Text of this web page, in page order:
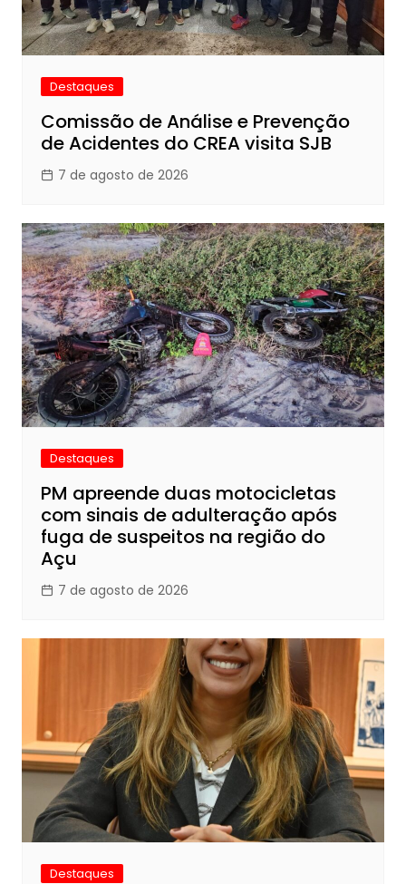
Destaques
Comissão de Análise e Prevenção
de Acidentes do CREA visita SJB
7 de agosto de 2026
Destaques
PM apreende duas motocicletas
com sinais de adulteração após
fuga de suspeitos na região do
Açu
7 de agosto de 2026
Destaques